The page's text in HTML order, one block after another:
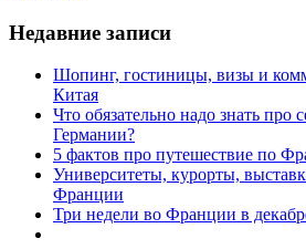
Недавние записи
Шопинг, гостиницы, визы и
Китая
Что обязательно надо знать про
Германии?
5 фактов про путешествие по
Университеты, курорты,
Франции
Три недели во Франции в